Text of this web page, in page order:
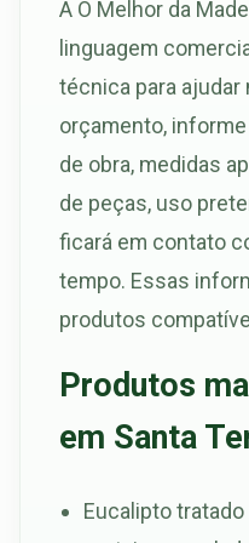
A O Melhor da
linguagem
técnica para ajudar
orçamento,
de obra, medidas
de peças, uso
ficará em contato
tempo. Essas
produtos
Produtos
em Santa
Eucalipto